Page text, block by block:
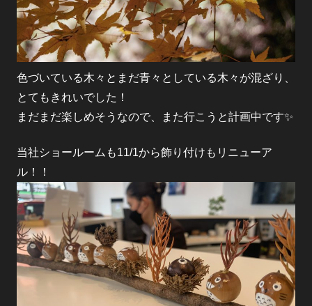
色づいている木々とまだ青々としている木々が混ざり、
とてもきれいでした！
まだまだ楽しめそうなので、また行こうと計画中です✨
当社ショールームも11/1から飾り付けもリニューア
ル！！